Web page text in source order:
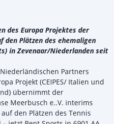
des Europa Projektes der
den Plätzen des ehemaligen
in Zevenaar/Niederlanden seit
Partners
Projekt (CEIPES/ Italien und
übernimmt der
Meerbusch e..V. interims
den Plätzen des Tennis